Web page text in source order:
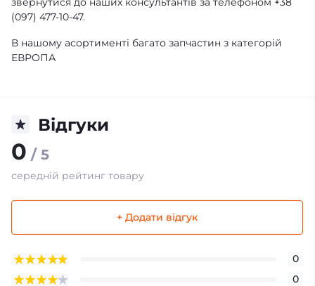
(097) 477-10-47.
В нашому асортименті багато запчастин з категорій
ЕВРОПА
Відгуки
0 / 5
середній рейтинг товару
+ Додати відгук
0
0